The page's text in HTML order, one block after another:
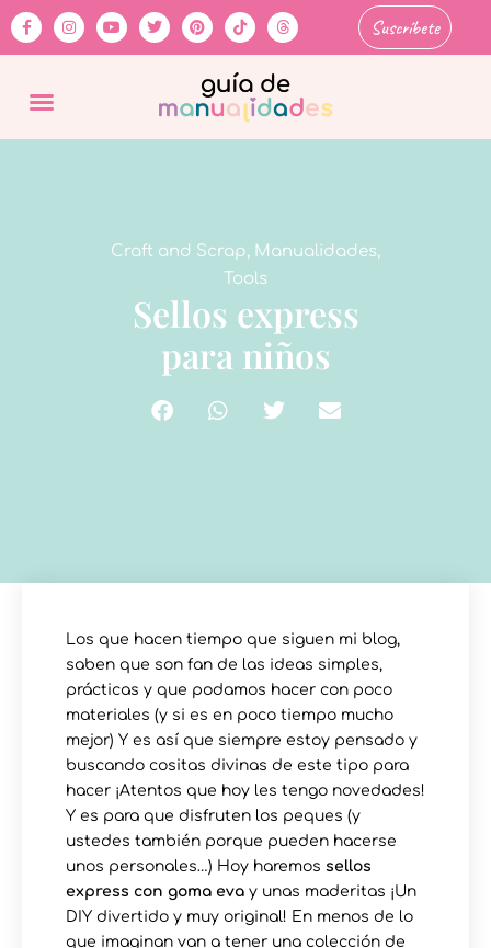
Suscríbete
Craft and Scrap, Manualidades,
Tools
Sellos express
para niños
Los que hacen tiempo que siguen mi blog,
saben que son fan de las ideas simples,
prácticas y que podamos hacer con poco
materiales (y si es en poco tiempo mucho
mejor) Y es así que siempre estoy pensado y
buscando cositas divinas de este tipo para
hacer ¡Atentos que hoy les tengo novedades!
Y es para que disfruten los peques (y
ustedes también porque pueden hacerse
unos personales…) Hoy haremos sellos
express con goma eva y unas maderitas ¡Un
DIY divertido y muy original! En menos de lo
que imaginan van a tener una colección de